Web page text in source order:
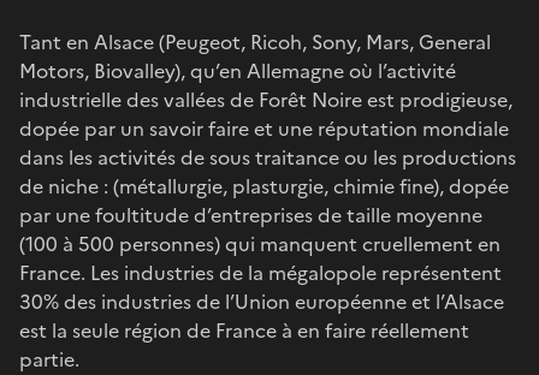
Tant en Alsace (Peugeot, Ricoh, Sony, Mars, General
Motors, Biovalley), qu’en Allemagne où l’activité
industrielle des vallées de Forêt Noire est prodigieuse,
dopée par un savoir faire et une réputation mondiale
dans les activités de sous traitance ou les productions
de niche : (métallurgie, plasturgie, chimie fine), dopée
par une foultitude d’entreprises de taille moyenne
(100 à 500 personnes) qui manquent cruellement en
France. Les industries de la mégalopole représentent
30% des industries de l’Union européenne et l’Alsace
est la seule région de France à en faire réellement
partie.